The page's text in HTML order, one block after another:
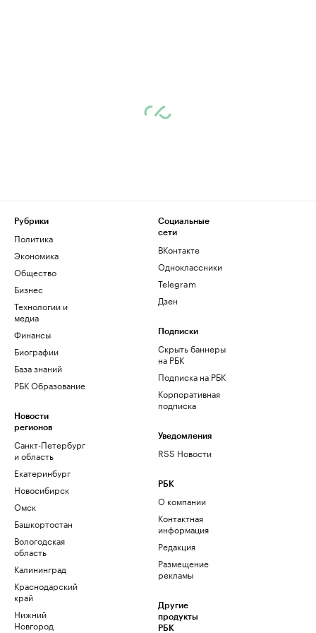
Рубрики
Политика
Экономика
Общество
Бизнес
Технологии и
медиа
Финансы
Биографии
База знаний
РБК Образование
Новости
регионов
Санкт-Петербург
и область
Екатеринбург
Новосибирск
Омск
Башкортостан
Вологодская
область
Калининград
Краснодарский
край
Нижний
Новгород
Социальные
сети
ВКонтакте
Одноклассники
Telegram
Дзен
Подписки
Скрыть баннеры
на РБК
Подписка на РБК
Корпоративная
подписка
Уведомления
RSS Новости
РБК
О компании
Контактная
информация
Редакция
Размещение
рекламы
Другие
продукты
РБК